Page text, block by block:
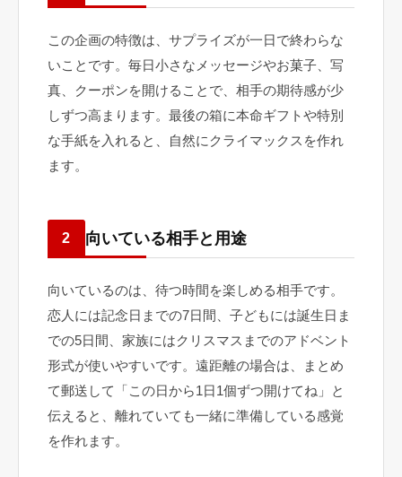
この企画の特徴は、サプライズが一日で終わらな
いことです。毎日小さなメッセージやお菓子、写
真、クーポンを開けることで、相手の期待感が少
しずつ高まります。最後の箱に本命ギフトや特別
な手紙を入れると、自然にクライマックスを作れ
ます。
2 向いている相手と用途
向いているのは、待つ時間を楽しめる相手です。
恋人には記念日までの7日間、子どもには誕生日ま
での5日間、家族にはクリスマスまでのアドベント
形式が使いやすいです。遠距離の場合は、まとめ
て郵送して「この日から1日1個ずつ開けてね」と
伝えると、離れていても一緒に準備している感覚
を作れます。